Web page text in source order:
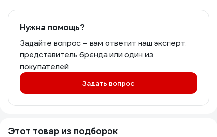
Нужна помощь?
Задайте вопрос – вам ответит наш эксперт,
представитель бренда или один из
покупателей
Задать вопрос
Этот товар из подборок